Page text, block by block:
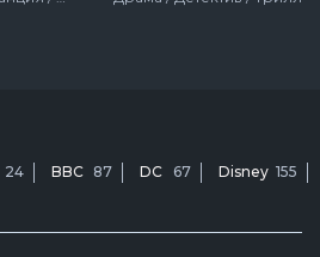
24 BBC 87 DC 67 Disney 155